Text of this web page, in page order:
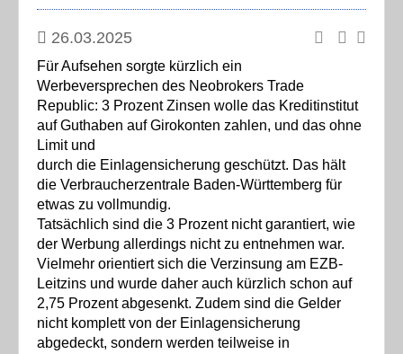
26.03.2025
Für Aufsehen sorgte kürzlich ein
Werbeversprechen des Neobrokers Trade
Republic: 3 Prozent Zinsen wolle das Kreditinstitut
auf Guthaben auf Girokonten zahlen, und das ohne
Limit und
durch die Einlagensicherung geschützt. Das hält
die Verbraucherzentrale Baden-Württemberg für
etwas zu vollmundig.
Tatsächlich sind die 3 Prozent nicht garantiert, wie
der Werbung allerdings nicht zu entnehmen war.
Vielmehr orientiert sich die Verzinsung am EZB-
Leitzins und wurde daher auch kürzlich schon auf
2,75 Prozent abgesenkt. Zudem sind die Gelder
nicht komplett von der Einlagensicherung
abgedeckt, sondern werden teilweise in